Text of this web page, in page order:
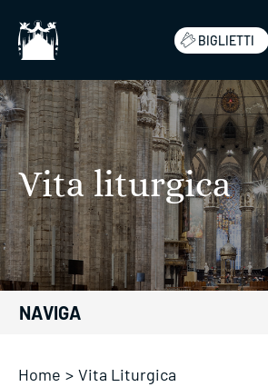
BIGLIETTI
Vita liturgica
NAVIGA
Home > Vita Liturgica